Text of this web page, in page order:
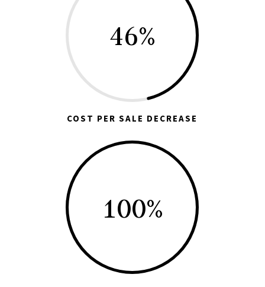
46%
COST PER SALE DECREASE
100%